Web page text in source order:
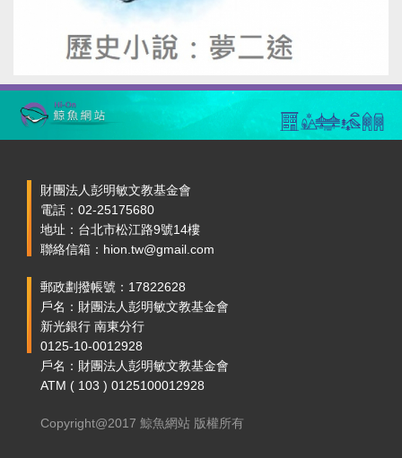
財團法人彭明敏文教基金會
電話：02-25175680
地址：台北市松江路9號14樓
聯絡信箱：hion.tw@gmail.com
郵政劃撥帳號：17822628
戶名：財團法人彭明敏文教基金會
新光銀行 南東分行
0125-10-0012928
戶名：財團法人彭明敏文教基金會
ATM ( 103 ) 0125100012928
Copyright@2017 鯨魚網站 版權所有